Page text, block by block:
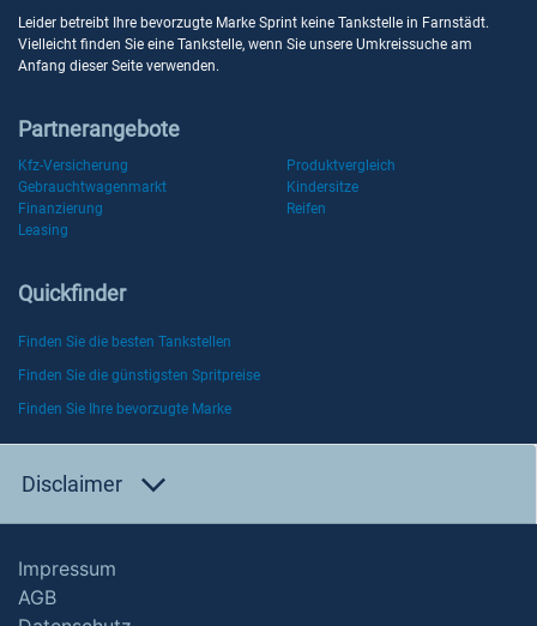
Leider betreibt Ihre bevorzugte Marke Sprint keine Tankstelle in Farnstädt.
Vielleicht finden Sie eine Tankstelle, wenn Sie unsere Umkreissuche am
Anfang dieser Seite verwenden.
Partnerangebote
Kfz-Versicherung
Produktvergleich
Gebrauchtwagenmarkt
Kindersitze
Finanzierung
Reifen
Leasing
Quickfinder
Finden Sie die besten Tankstellen
Finden Sie die günstigsten Spritpreise
Finden Sie Ihre bevorzugte Marke
Disclaimer
Impressum
AGB